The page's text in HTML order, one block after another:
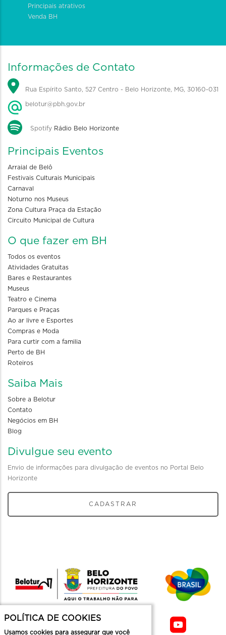
Principais atrativos
Venda BH
Informações de Contato
Rua Espírito Santo, 527 Centro - Belo Horizonte, MG, 30160-031
belotur@pbh.gov.br
Spotify Rádio Belo Horizonte
Principais Eventos
Arraial de Belô
Festivais Culturais Municipais
Carnaval
Noturno nos Museus
Zona Cultura Praça da Estação
Circuito Municipal de Cultura
O que fazer em BH
Todos os eventos
Atividades Gratuitas
Bares e Restaurantes
Museus
Teatro e Cinema
Parques e Praças
Ao ar livre e Esportes
Compras e Moda
Para curtir com a familia
Perto de BH
Roteiros
Saiba Mais
Sobre a Belotur
Contato
Negócios em BH
Blog
Divulgue seu evento
Envio de informações para divulgação de eventos no Portal Belo
Horizonte
CADASTRAR
POLÍTICA DE COOKIES
Usamos cookies para assegurar que você